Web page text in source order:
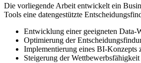
Die vorliegende Arbeit entwickelt ein
Tools eine datengestützte
Entwicklung einer geeigneten Data-
Optimierung der
Implementierung eines BI-Konzepts
Steigerung der